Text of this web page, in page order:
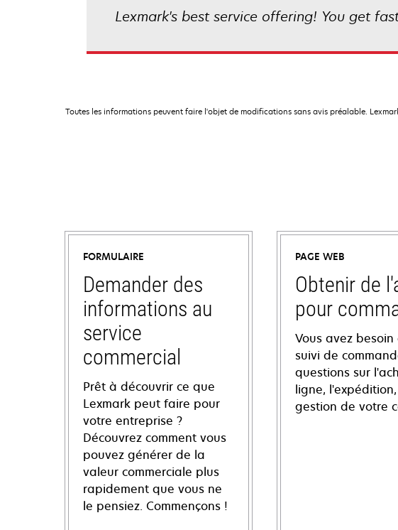
Lexmark's best service offering! You get
Toutes les informations peuvent faire l'objet de modifications sans avis préalable.
FORMULAIRE
Demander des
informations au
service
commercial
Prêt à découvrir ce que
Lexmark peut faire pour
votre entreprise ?
Découvrez comment vous
pouvez générer de la
valeur commerciale plus
rapidement que vous ne
le pensiez. Commençons !
PAGE WEB
Obtenir de
pour
Vous avez besoin
suivi de
questions sur
ligne,
gestion de votre